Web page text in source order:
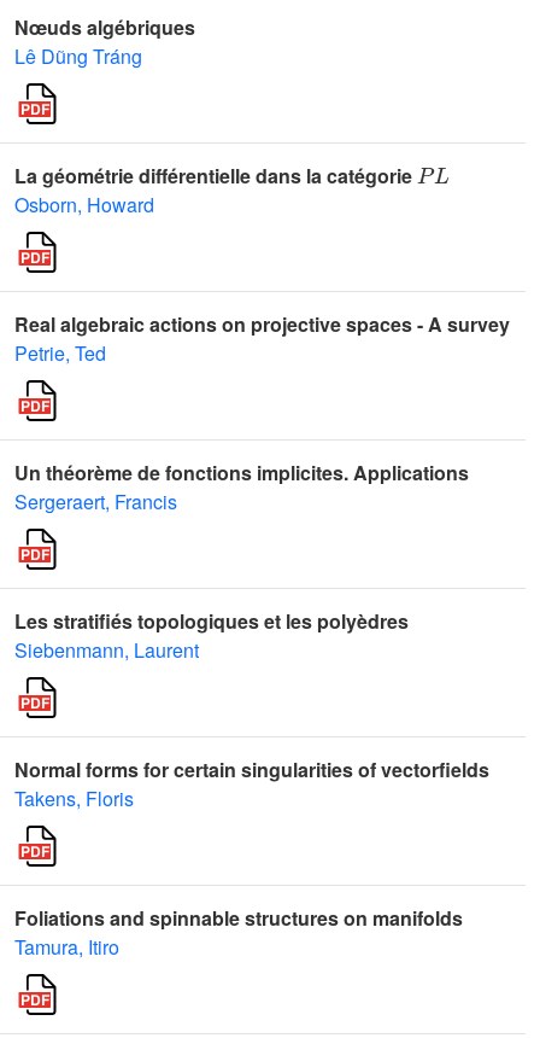
Nœuds algébriques
Lê Dũng Tráng
La géométrie différentielle dans la catégorie
Osborn, Howard
Real algebraic actions on projective spaces - A survey
Petrie, Ted
Un théorème de fonctions implicites. Applications
Sergeraert, Francis
Les stratifiés topologiques et les polyèdres
Siebenmann, Laurent
Normal forms for certain singularities of vectorfields
Takens, Floris
Foliations and spinnable structures on manifolds
Tamura, Itiro